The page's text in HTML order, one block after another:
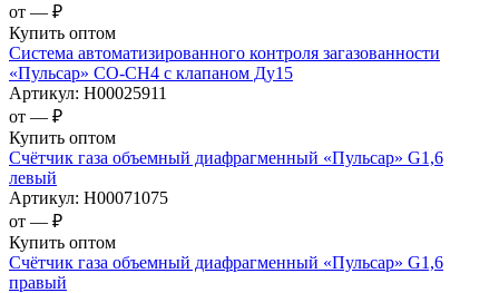
от — ₽
Купить оптом
Система автоматизированного контроля загазованности
«Пульсар» CO-CH4 c клапаном Ду15
Артикул: Н00025911
от — ₽
Купить оптом
Счётчик газа объемный диафрагменный «Пульсар» G1,6
левый
Артикул: Н00071075
от — ₽
Купить оптом
Счётчик газа объемный диафрагменный «Пульсар» G1,6
правый